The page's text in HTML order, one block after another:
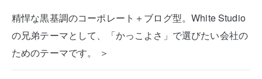
精悍な黒基調のコーポレート＋ブログ型。White Studio
の兄弟テーマとして、「かっこよさ」で選びたい会社の
ためのテーマです。 ＞